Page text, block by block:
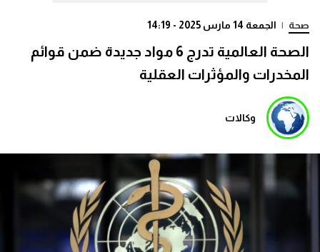
صحة | الجمعة 14 مارس 2025 - 14:19
الصحة العالمية تدرج 6 مواد جديدة ضمن قوائم
المخدرات والمؤثرات العقلية
وكالات